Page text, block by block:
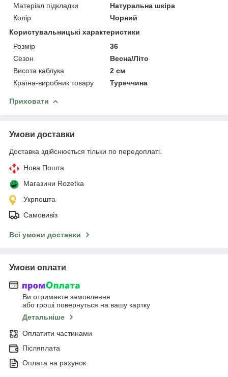
Матеріал підкладки
Натуральна шкіра
Колір
Чорний
Користувальницькі характеристики
Розмір
36
Сезон
Весна/Літо
Висота каблука
2 см
Країна-виробник товару
Туреччина
Приховати
Умови доставки
Доставка здійснюється тільки по передоплаті.
Нова Пошта
Магазини Rozetka
Укрпошта
Самовивіз
Всі умови доставки
Умови оплати
Ви отримаєте замовлення
або гроші повернуться на вашу картку
Детальніше
Оплатити частинами
Післяплата
Оплата на рахунок